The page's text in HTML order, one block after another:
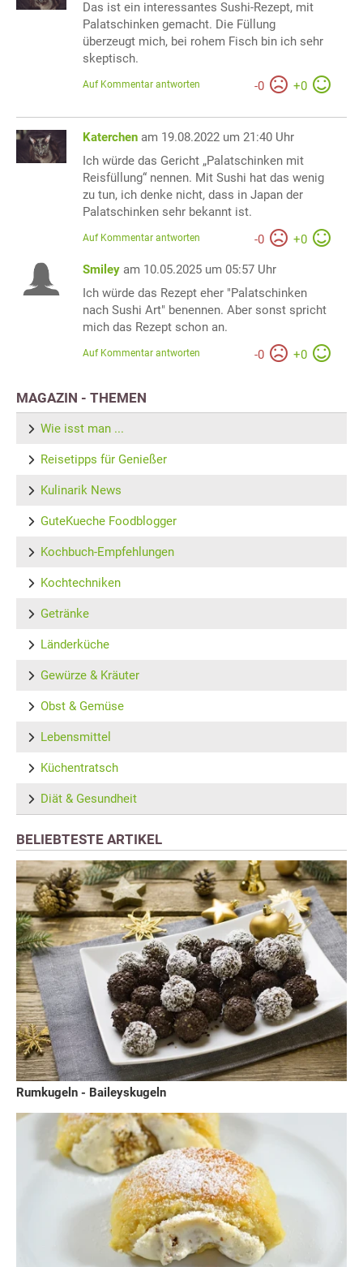
Das ist ein interessantes Sushi-Rezept, mit
Palatschinken gemacht. Die Füllung
überzeugt mich, bei rohem Fisch bin ich sehr
skeptisch.
-0 +0
Auf Kommentar antworten
Katerchen am 19.08.2022 um 21:40 Uhr
Ich würde das Gericht „Palatschinken mit
Reisfüllung“ nennen. Mit Sushi hat das wenig
zu tun, ich denke nicht, dass in Japan der
Palatschinken sehr bekannt ist.
-0 +0
Auf Kommentar antworten
Smiley am 10.05.2025 um 05:57 Uhr
Ich würde das Rezept eher "Palatschinken
nach Sushi Art" benennen. Aber sonst spricht
mich das Rezept schon an.
-0 +0
Auf Kommentar antworten
MAGAZIN - THEMEN
Wie isst man ...
Reisetipps für Genießer
Kulinarik News
GuteKueche Foodblogger
Kochbuch-Empfehlungen
Kochtechniken
Getränke
Länderküche
Gewürze & Kräuter
Obst & Gemüse
Lebensmittel
Küchentratsch
Diät & Gesundheit
BELIEBTESTE ARTIKEL
Rumkugeln - Baileyskugeln